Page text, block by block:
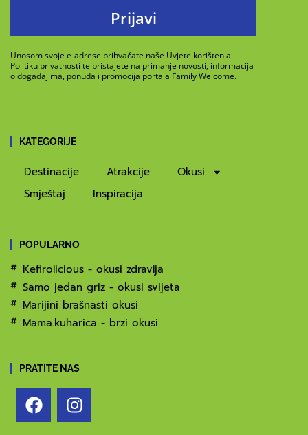
Prijavi
Unosom svoje e-adrese prihvaćate naše Uvjete korištenja i
Politiku privatnosti te pristajete na primanje novosti, informacija
o događajima, ponuda i promocija portala Family Welcome.
KATEGORIJE
Destinacije Atrakcije
Okusi
Smještaj
Inspiracija
POPULARNO
Kefirolicious - okusi zdravlja
Samo jedan griz - okusi svijeta
Marijini brašnasti okusi
Mama.kuharica - brzi okusi
PRATITE NAS